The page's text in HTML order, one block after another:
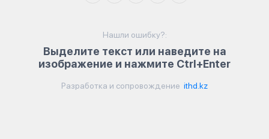
Нашли ошибку?:
Выделите текст или наведите на
изображение и нажмите Ctrl+Enter
Разработка и сопровождение ithd.kz